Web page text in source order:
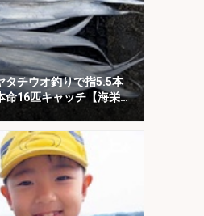
タチウオ釣りで指5.5本
命16匹キャッチ【海栄